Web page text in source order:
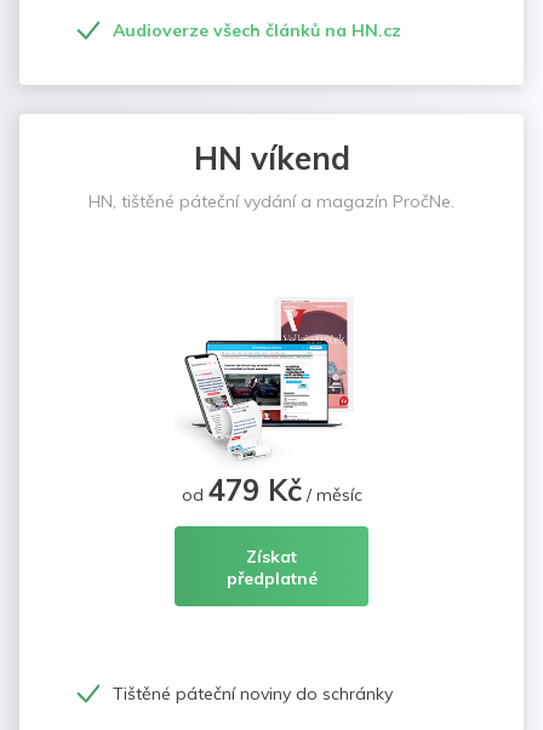
Audioverze všech článků na HN.cz
HN víkend
HN, tištěné páteční vydání a magazín PročNe.
od 479 Kč/ měsíc
Získat
předplatné
Tištěné páteční noviny do schránky